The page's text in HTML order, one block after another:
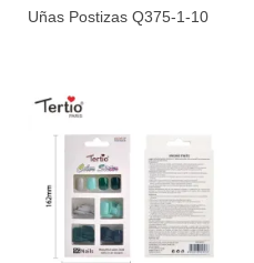
Uñas Postizas Q375-1-10